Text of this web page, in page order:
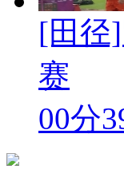
[田径
赛
00分